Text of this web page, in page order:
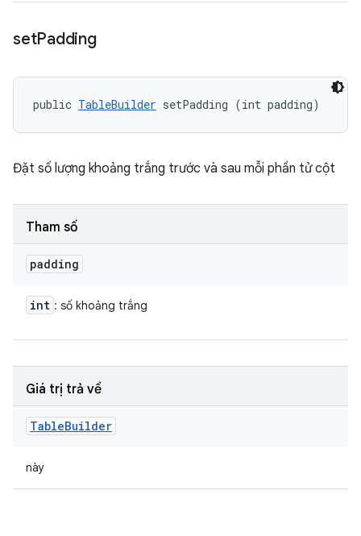
setPadding
public TableBuilder setPadding (int padding)
Đặt số lượng khoảng trắng trước và sau mỗi phần tử cột
Tham số
padding
int : số khoảng trắng
Giá trị trả về
TableBuilder
này